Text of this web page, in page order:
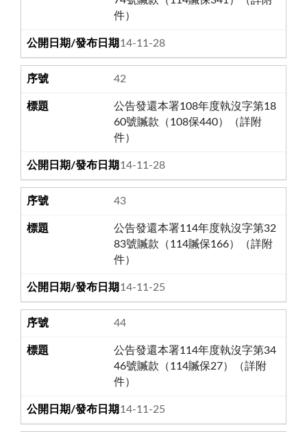
件）
114-11-28
42
公告發還本署108年度執沒字第18
60號贓款（108保440）（詳附
件）
114-11-28
43
公告發還本署114年度執沒字第32
83號贓款（114贓保166）（詳附
件）
114-11-25
44
公告發還本署114年度執沒字第34
46號贓款（114贓保27）（詳附
件）
114-11-25